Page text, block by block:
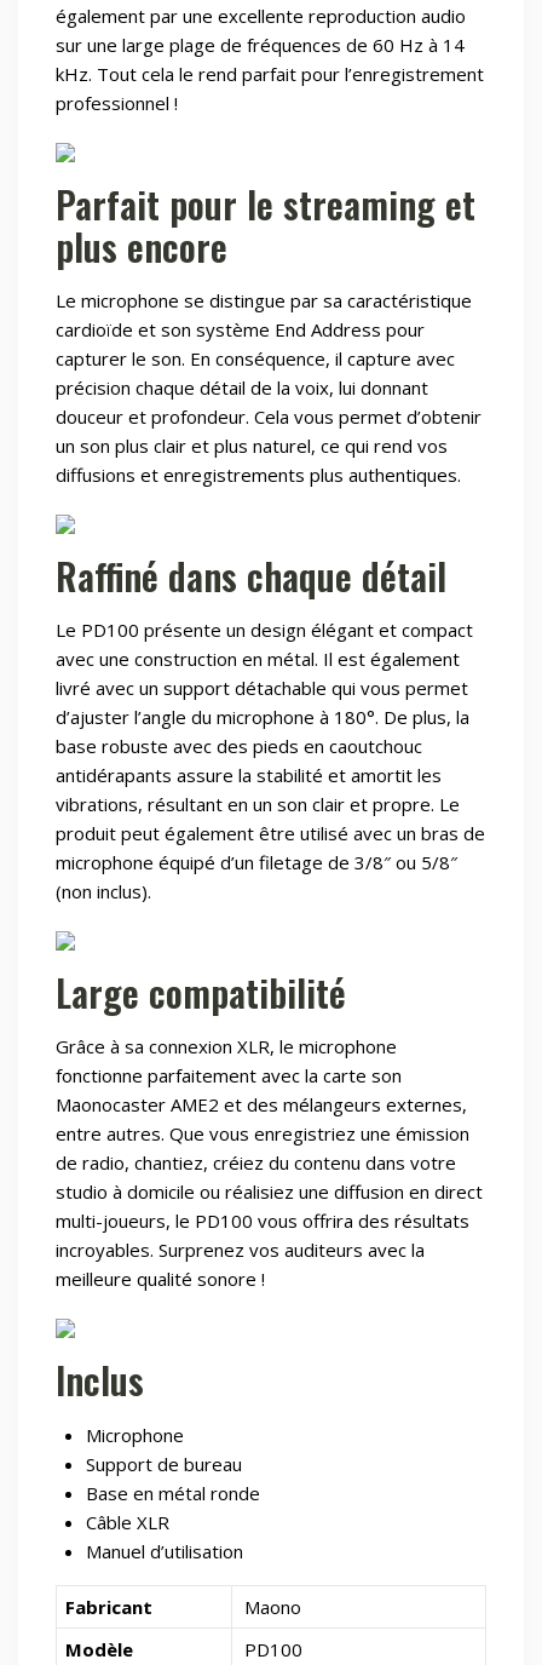
également par une excellente reproduction audio
sur une large plage de fréquences de 60 Hz à 14
kHz. Tout cela le rend parfait pour l’enregistrement
professionnel !
Parfait pour le streaming et
plus encore
Le microphone se distingue par sa caractéristique
cardioïde et son système End Address pour
capturer le son. En conséquence, il capture avec
précision chaque détail de la voix, lui donnant
douceur et profondeur. Cela vous permet d’obtenir
un son plus clair et plus naturel, ce qui rend vos
diffusions et enregistrements plus authentiques.
Raffiné dans chaque détail
Le PD100 présente un design élégant et compact
avec une construction en métal. Il est également
livré avec un support détachable qui vous permet
d’ajuster l’angle du microphone à 180°. De plus, la
base robuste avec des pieds en caoutchouc
antidérapants assure la stabilité et amortit les
vibrations, résultant en un son clair et propre. Le
produit peut également être utilisé avec un bras de
microphone équipé d’un filetage de 3/8″ ou 5/8″
(non inclus).
Large compatibilité
Grâce à sa connexion XLR, le microphone
fonctionne parfaitement avec la carte son
Maonocaster AME2 et des mélangeurs externes,
entre autres. Que vous enregistriez une émission
de radio, chantiez, créiez du contenu dans votre
studio à domicile ou réalisiez une diffusion en direct
multi-joueurs, le PD100 vous offrira des résultats
incroyables. Surprenez vos auditeurs avec la
meilleure qualité sonore !
Inclus
Microphone
Support de bureau
Base en métal ronde
Câble XLR
Manuel d’utilisation
Fabricant
Maono
Modèle
PD100